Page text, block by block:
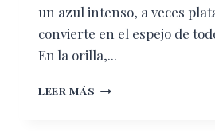
un azul intenso, a veces
convierte en el espejo de
En la orilla,...
LEER MÁS ROSEWOOD